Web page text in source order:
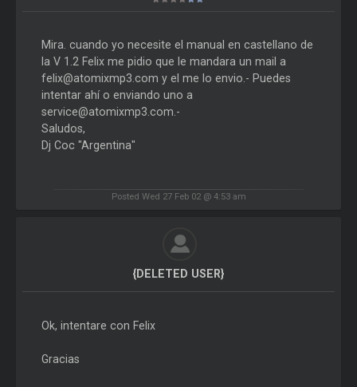
Mira. cuando yo necesite el manual en castellano de
la V 1.2 Felix me pidio que le mandara un mail a
felix@atomixmp3.com y el me lo envio.- Puedes
intentar ahí o enviando uno a
service@atomixmp3.com.-
Saludos,
Dj Coc "Argentina"
Posted Wed 27 Feb 02 @ 4:53 am
{DELETED USER}
Ok, intentare con Felix
Gracias